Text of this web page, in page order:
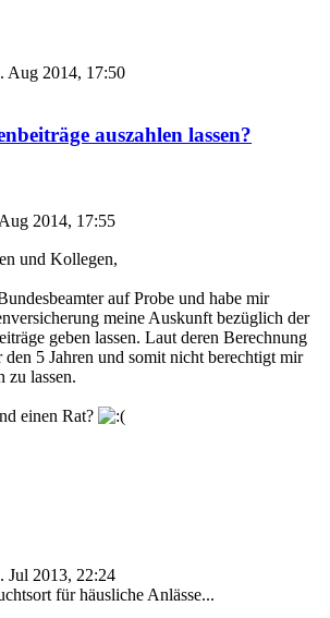
Aug 2014, 17:50
auszahlen lassen?
2014, 17:55
und Kollegen,
auf Probe und habe mir
meine Auskunft bezüglich der
geben lassen. Laut deren Berechnung
5 Jahren und somit nicht berechtigt mir
zu lassen.
einen Rat?
Jul 2013, 22:24
für häusliche Anlässe...